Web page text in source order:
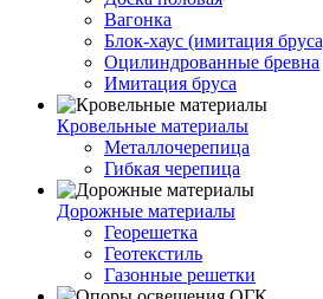
Вагонка
Блок-хаус (имитация
Оцилиндрованные бревна
Имитация бруса
Кровельные материалы
Металлочерепица
Гибкая черепица
Дорожные материалы
Георешетка
Геотекстиль
Газонные решетки